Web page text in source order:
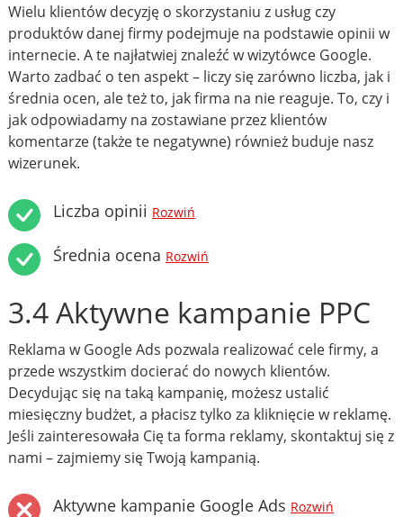
Wielu klientów decyzję o skorzystaniu z usług czy
produktów danej firmy podejmuje na podstawie opinii w
internecie. A te najłatwiej znaleźć w wizytówce Google.
Warto zadbać o ten aspekt – liczy się zarówno liczba, jak i
średnia ocen, ale też to, jak firma na nie reaguje. To, czy i
jak odpowiadamy na zostawiane przez klientów
komentarze (także te negatywne) również buduje nasz
wizerunek.
Liczba opinii Rozwiń
Średnia ocena Rozwiń
3.4 Aktywne kampanie PPC
Reklama w Google Ads pozwala realizować cele firmy, a
przede wszystkim docierać do nowych klientów.
Decydując się na taką kampanię, możesz ustalić
miesięczny budżet, a płacisz tylko za kliknięcie w reklamę.
Jeśli zainteresowała Cię ta forma reklamy, skontaktuj się z
nami – zajmiemy się Twoją kampanią.
Aktywne kampanie Google Ads Rozwiń